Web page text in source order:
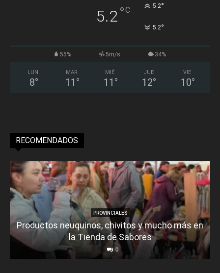
5.2°C 5.2°
5.2°
55% 5m/s 34%
LUN
8°
MAR
11 °
MIÉ
11 °
JUE
12°
VIE
10°
RECOMENDADOS
PROVINCIALES
Productos neuquinos, chivitos y mucho más en
la Tienda de Sabores
0